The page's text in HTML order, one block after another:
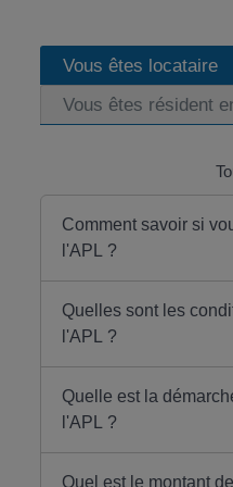
Vous êtes locataire
Vous êtes résident
Comment savoir si
l'APL ?
Quelles sont les
l'APL ?
Quelle est la
l'APL ?
Quel est le montant